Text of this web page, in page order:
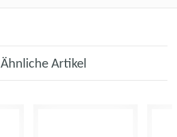
Ähnliche Artikel